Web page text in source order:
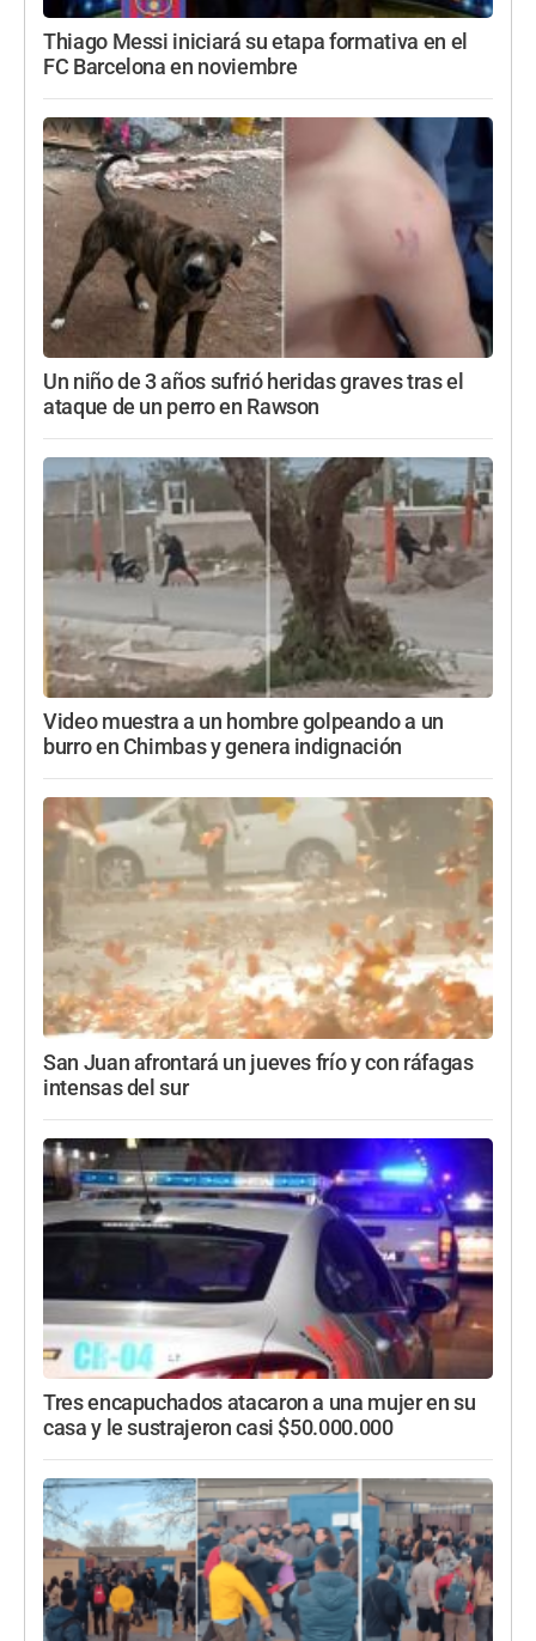
Thiago Messi iniciará su etapa formativa en el
FC Barcelona en noviembre
Un niño de 3 años sufrió heridas graves tras el
ataque de un perro en Rawson
Video muestra a un hombre golpeando a un
burro en Chimbas y genera indignación
San Juan afrontará un jueves frío y con ráfagas
intensas del sur
Tres encapuchados atacaron a una mujer en su
casa y le sustrajeron casi $50.000.000